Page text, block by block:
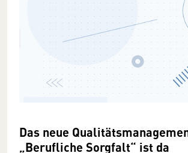
Das neue
„Berufliche Sorgfalt“ ist da